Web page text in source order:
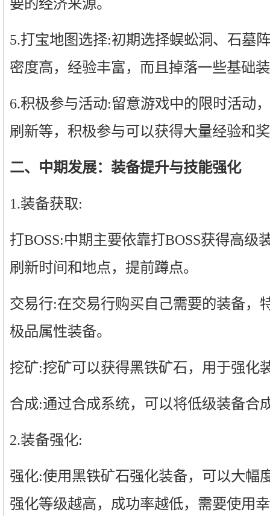
要的经济来源。
5.打宝地图选择:初期选择蜈蚣洞、石墓
密度高，经验丰富，而且掉落一些基础
6.积极参与活动:留意游戏中的限时活动
刷新等，积极参与可以获得大量经验和
二、中期发展：装备提升与技能强化
1.装备获取:
打BOSS:中期主要依靠打BOSS获得高级
刷新时间和地点，提前蹲点。
交易行:在交易行购买自己需要的装备，
极品属性装备。
挖矿:挖矿可以获得黑铁矿石，用于强化
合成:通过合成系统，可以将低级装备合
2.装备强化:
强化:使用黑铁矿石强化装备，可以大幅
强化等级越高，成功率越低，需要使用